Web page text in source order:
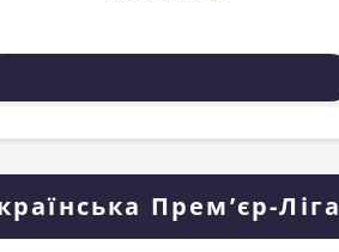
Прем’єр-Ліга